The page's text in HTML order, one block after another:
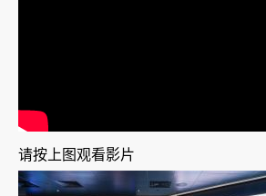
请按上图观看影片